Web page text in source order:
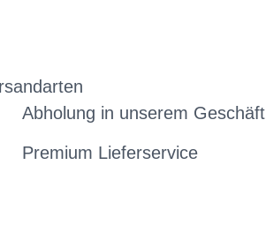
Abholung in unserem Geschäft
Premium Lieferservice